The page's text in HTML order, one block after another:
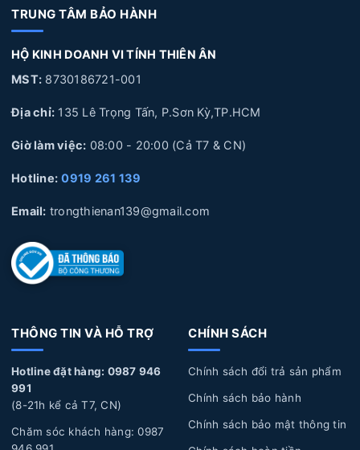
Ân
5. Quy trình thay Pin Laptop HP tại Laptop Thiên Ân
6. Laptop Thiên Ân chuyên cung cấp linh kiện và sửa chữa
chuyên sâu về Laptop
1. Nguyên nhân và dấu hiệu nhận biết Pin Laptop
HP bị hư hỏng
Nguyên nhân làm Pin Laptop HP bị hư hỏng
Sử dụng không đúng cách:
liên tục trong thời gian dài, không xả pin, pin bị phù
lên, Pin để lâu không sử dụng trong thời gian dài, làm
Tuổi thọ Pin:Laptop của bạn đã sử dụng một thời
đến năng lượng giảm dần, hoặc pin bị biến dạng làm ảnh
hưởng đến linh kiện bên trong laptop và phần vỏ của
máy.
TRUNG TÂM BẢO HÀNH
HỘ KINH DOANH VI TÍNH THIÊN ÂN
MST: 8730186721-001
Địa chỉ: 135 Lê Trọng Tấn, P.Sơn Kỳ,TP.HCM
Giờ làm việc: 08:00 - 20:00 (Cả T7 & CN)
Hotline: 0919 261 139
Email: trongthienan139@gmail.com
THÔNG TIN VÀ HỖ TRỢ
Hotline đặt hàng: 0987 946
991
(8-21h kể cả T7, CN)
Chăm sóc khách hàng: 0987
CHÍNH SÁCH
Chính sách đổi trả sản phẩm
Chính sách bảo hành
Chính sách bảo mật thông tin